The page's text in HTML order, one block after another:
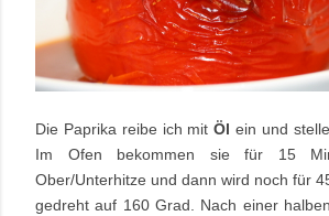
Die Paprika reibe ich mitÖl ein und
Im Ofen bekommen sie für 15
Ober/Unterhitze und dann wird noch für
gedreht auf 160 Grad. Nach einer